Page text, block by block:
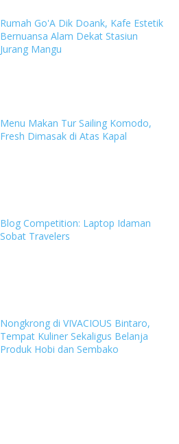
Rumah Go'A Dik Doank, Kafe Estetik
Bernuansa Alam Dekat Stasiun
Jurang Mangu
Menu Makan Tur Sailing Komodo,
Fresh Dimasak di Atas Kapal
Blog Competition: Laptop Idaman
Sobat Travelers
Nongkrong di VIVACIOUS Bintaro,
Tempat Kuliner Sekaligus Belanja
Produk Hobi dan Sembako